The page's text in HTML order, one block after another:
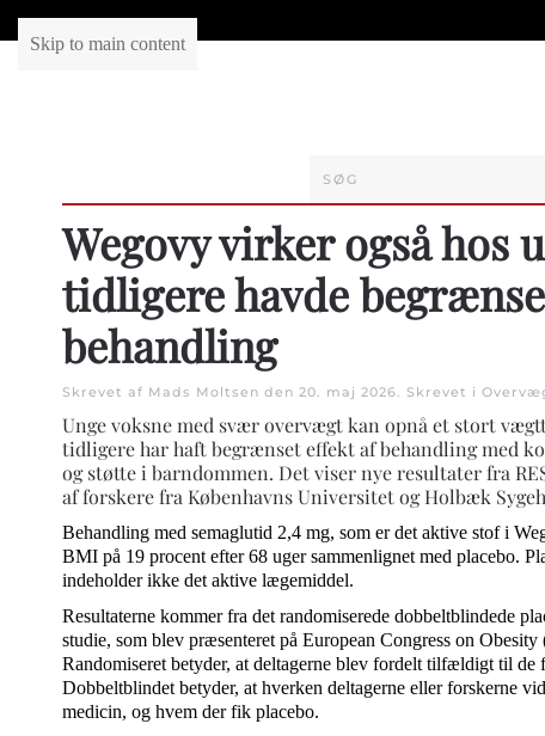
Skip to main content
Wegovy virker også hos
tidligere havde
behandling
Skrevet af Mads Moltsen den 20. maj 2026. Skrevet i
Unge voksne med svær overvægt kan opnå et stort
tidligere har haft begrænset effekt af behandling med
og støtte i barndommen. Det viser nye resultater fra
af forskere fra Københavns Universitet og Holbæk
Behandling med semaglutid 2,4 mg, som er det aktive stof i
BMI på 19 procent efter 68 uger sammenlignet med placebo.
indeholder ikke det aktive lægemiddel.
Resultaterne kommer fra det randomiserede dobbeltblindede
studie, som blev præsenteret på European Congress on
Randomiseret betyder, at deltagerne blev fordelt tilfældigt til de
Dobbeltblindet betyder, at hverken deltagerne eller forskerne
medicin, og hvem der fik placebo.